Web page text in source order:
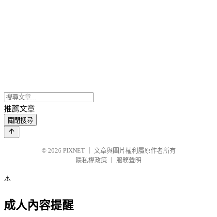
推薦文章
關閉搜尋
© 2026 PIXNET
文章與圖片權利屬原作者所有
隱私權政策
服務聲明
⚠️
成人內容提醒